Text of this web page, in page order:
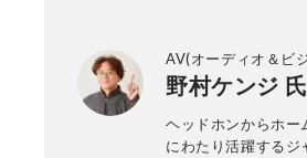
AV(オーディオ＆ビ
野村ケンジ 氏
ヘッドホンからホー
にわたり活躍するジ